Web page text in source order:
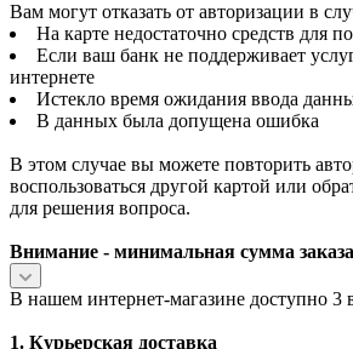
Вам могут отказать от авторизации в
На карте недостаточно средств для
Если ваш банк не поддерживает
интернете
Истекло время ожидания ввода
В данных была допущена ошибка
В этом случае вы можете повторить
воспользоваться другой картой или
для решения вопроса.
Внимание - минимальная сумма
В нашем интернет-магазине доступно 3
1. Курьерская доставка